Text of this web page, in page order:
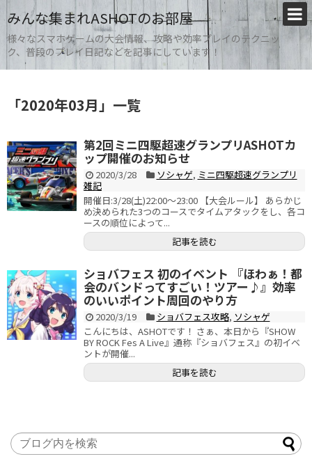
みんな集まれASHOTのお部屋
様々なスマホゲームの大会情報、攻略や効率プレイのテクニッ
ク、普段のプレイ日記などを記事にしています！
「2020年03月」 一覧
第2回ミニ四駆超速グランプリASHOTカ
ップ開催のお知らせ
2020/3/28 ソシャゲ, ミニ四駆超速グランプリ
雑記
開催日:3/28(土)22:00～23:00 【大会ルール】 あらかじ
め決められた3つのコースでタイムアタックをし、各コ
ースの順位によって...
記事を読む
ショバフェス 初のイベント 『ほわぁ！都
会のバンドってすごい！ツアー♪』効率
のいいポイント周回のやり方
2020/3/19 ショバフェス攻略, ソシャゲ
こんにちは、ASHOTです！ さぁ、本日から『SHOW
BY ROCK Fes A Live』通称『ショバフェス』の初イベ
ントが開催...
記事を読む